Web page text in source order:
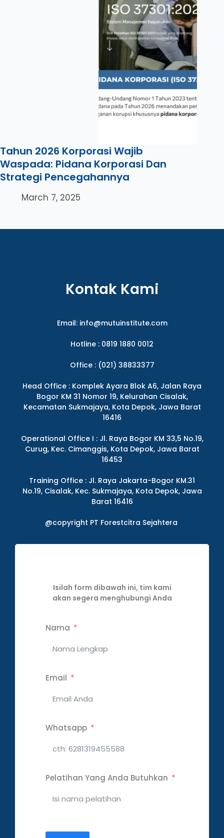
Tahun 2026 Korporasi Wajib
Waspada: Pidana Korporasi Dan
Strategi Pencegahannya
March 7, 2025
Kontak Kami
Email: info@mutuinstitute.com
Hotline : 0819 1880 0012
Office : (021) 38833377
Head Office : Komplek Ayara Blok A6, Jalan Raya
Bogor KM 31 Nomor 19, Kelurahan Cisalak,
Kecamatan Sukmajaya, Kota Depok, Jawa Barat
16416
Operational Office I : Jl. Raya Bogor KM 33,5 No.19,
Curug, Kec. Cimanggis, Kota Depok, Jawa Barat
16453
Training Office : Jl. Raya Jakarta-Bogor KM.31
No.19, Cisalak, Kec. Sukmajaya, Kota Depok, Jawa
Barat 16416
@copyright PT Forestcitra Sejahtera
Isilah form dibawah ini, tim kami
akan segera menghubungi Anda
Nama
Email
Whatsapp
Pelatihan Yang Anda Butuhkan